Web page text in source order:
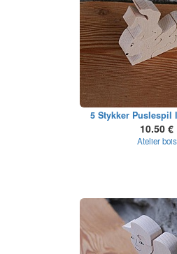
5 Stykker Puslespil
10.50 €
Atelier bois